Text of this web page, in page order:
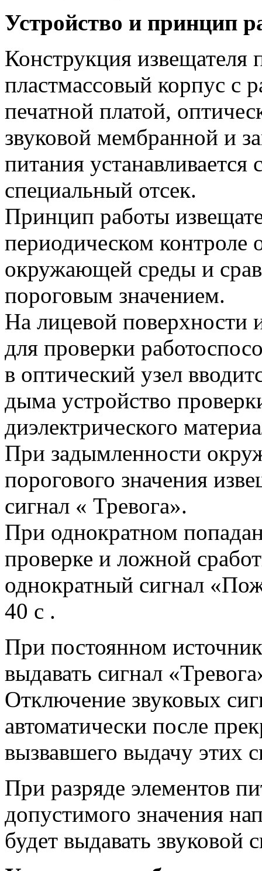
Устройство и принцип
Конструкция извещателя
пластмассовый корпус с
печатной платой,
звуковой мембранной и
питания
специальный отсек.
Принцип работы
периодическом контроле
окружающей среды и
пороговым значением.
На лицевой поверхности
для проверки
в оптический узел
дыма устройство
диэлектрического
При задымленности
порогового значения
сигнал « Тревога».
При однократном
проверке и ложной
однократный сигнал
40 с .
При постоянном
выдавать сигнал
Отключение звуковых
автоматически после
вызвавшего выдачу этих
При разряде элементов
допустимого значения
будет выдавать звуковой